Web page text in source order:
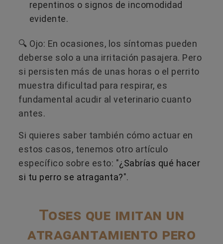
repentinos o signos de incomodidad
evidente.
🔍 Ojo: En ocasiones, los síntomas pueden
deberse solo a una irritación pasajera. Pero
si persisten más de unas horas o el perrito
muestra dificultad para respirar, es
fundamental acudir al veterinario cuanto
antes.
Si quieres saber también cómo actuar en
estos casos, tenemos otro artículo
específico sobre esto: "¿Sabrías qué hacer
si tu perro se atraganta?".
Toses que imitan un
atragantamiento pero